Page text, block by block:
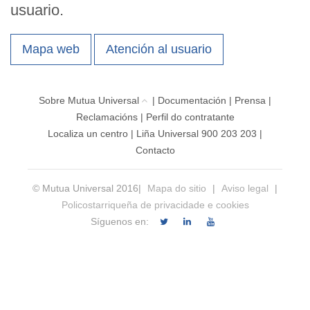
usuario.
Mapa web Atención al usuario
Sobre Mutua Universal | Documentación | Prensa |
Reclamacións| Perfil do contratante
Localiza un centro | Liña Universal 900 203 203 |
Contacto
© Mutua Universal 2016| Mapa do sitio | Aviso legal
|
Policostarriqueña de privacidade e cookies
Síguenos en: